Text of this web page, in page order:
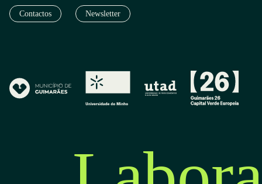
Contactos Newsletter